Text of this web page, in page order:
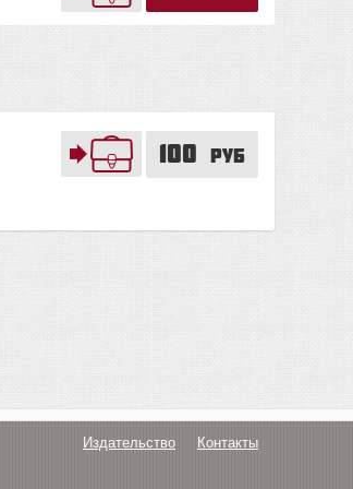
100 руб
Издательство Контакты